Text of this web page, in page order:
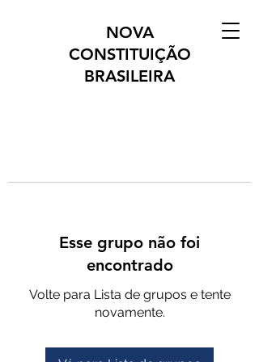
NOVA
CONSTITUIÇÃO
BRASILEIRA
Esse grupo não foi
encontrado
Volte para Lista de grupos e tente
novamente.